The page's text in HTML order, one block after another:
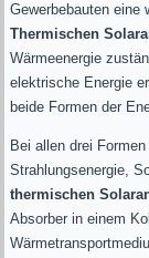
Gewerbebauten eine
Thermischen
Wärmeenergie
elektrische Energie
beide Formen der
Bei allen drei
Strahlungsenergie,
thermischen
Absorber in einem